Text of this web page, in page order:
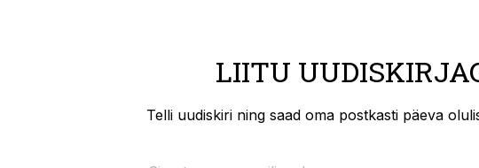
LIITU
Telli uudiskiri ning saad oma postkasti päeva